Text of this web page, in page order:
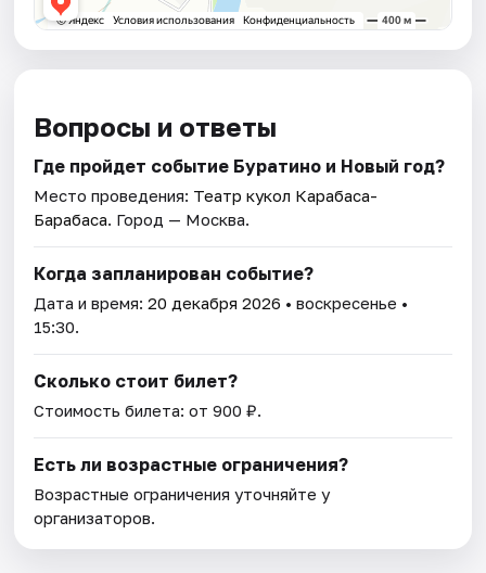
Вопросы и ответы
Где пройдет событие Буратино и Новый год?
Место проведения: Театр кукол Карабаса-
Барабаса. Город — Москва.
Когда запланирован событие?
Дата и время:20 декабря 2026 • воскресенье •
15:30.
Сколько стоит билет?
Стоимость билета: от 900 ₽.
Есть ли возрастные ограничения?
Возрастные ограничения уточняйте у
организаторов.